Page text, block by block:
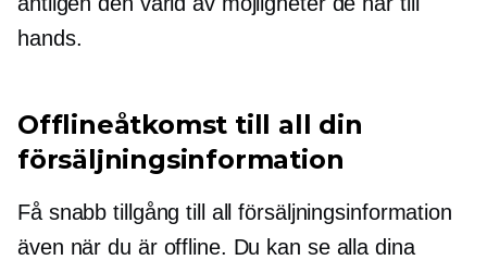
hands.
Offlineåtkomst till all din
försäljningsinformation
Få snabb tillgång till all försäljningsinformation
även när du är offline. Du kan se alla dina